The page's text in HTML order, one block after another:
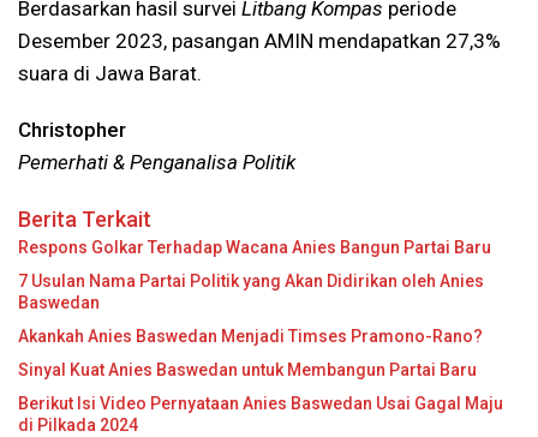
Berdasarkan hasil survei Litbang Kompas periode
Desember 2023, pasangan AMIN mendapatkan 27,3%
suara di Jawa Barat.
Christopher
Pemerhati & Penganalisa Politik
Berita Terkait
Respons Golkar Terhadap Wacana Anies Bangun Partai Baru
7 Usulan Nama Partai Politik yang Akan Didirikan oleh Anies
Baswedan
Akankah Anies Baswedan Menjadi Timses Pramono-Rano?
Sinyal Kuat Anies Baswedan untuk Membangun Partai Baru
Berikut Isi Video Pernyataan Anies Baswedan Usai Gagal Maju
di Pilkada 2024